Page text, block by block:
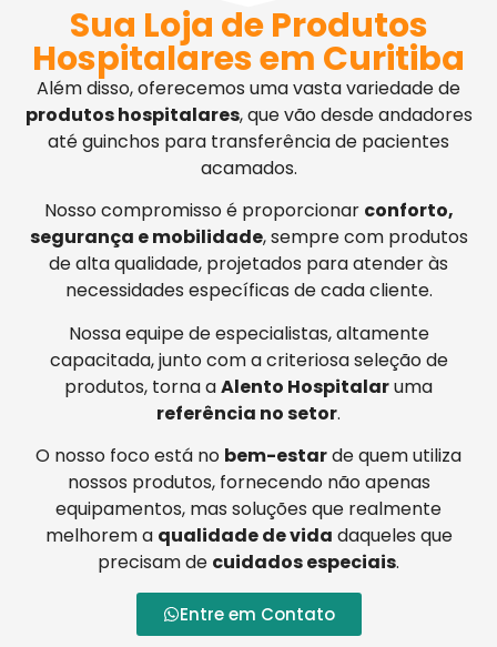
Sua Loja de Produtos
Hospitalares em Curitiba
Além disso, oferecemos uma vasta variedade de
produtos hospitalares, que vão desde andadores
até guinchos para transferência de pacientes
acamados.
Nosso compromisso é proporcionar conforto,
segurança e mobilidade, sempre com produtos
de alta qualidade, projetados para atender às
necessidades específicas de cada cliente.
Nossa equipe de especialistas, altamente
capacitada, junto com a criteriosa seleção de
produtos, torna aAlento Hospitalaruma
referência no setor.
O nosso foco está no bem-estarde quem utiliza
nossos produtos, fornecendo não apenas
equipamentos, mas soluções que realmente
melhorem a qualidade de vida daqueles que
precisam de cuidados especiais.
Entre em Contato